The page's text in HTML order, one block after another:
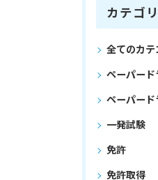
カテゴ
全てのカテ
ペーパード
ペーパード
一発試験
免許
免許取得